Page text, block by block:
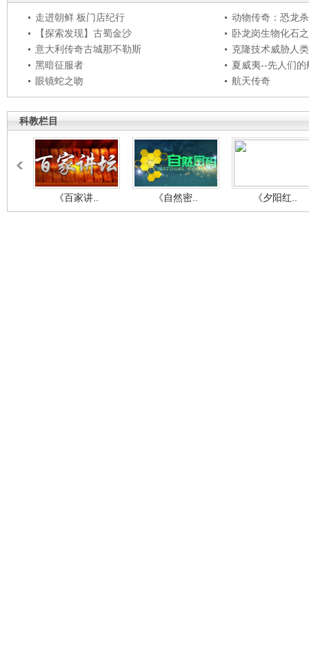
走进朝鲜 板门店纪行
动物传奇：恐龙
【探索发现】古蜀金沙
卧龙岗生物化石
意大利传奇古城那不勒斯
克隆技术威胁人
黑暗征服者
夏威夷--先人们的
眼镜蛇之吻
航天传奇
科教栏目
《百家讲.. 《自然密.. 《夕阳红..